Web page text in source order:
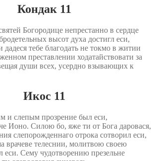
Кондак 11
Богородице непрестанно в сердце
высот духа достигл еси,
дадеся тебе благодать не токмо в житии
преставлении ходатайствовати за
души всех, усердно взывающих к
Икос 11
и слепым прозрение был еси,
Ионо. Силою бо, яже ти от Бога даровася,
слепорожденнаго отрока сотворил еси,
врачеве телеснии, молитвою своею
еси. Сему чудотворению презельне